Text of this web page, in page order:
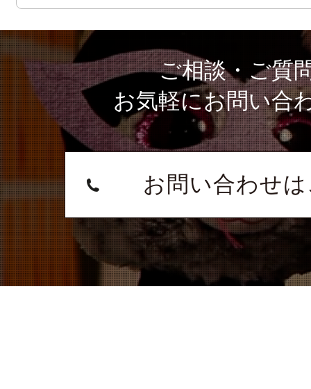
ご相談・ご質
お気軽にお問い合
お問い合わせ